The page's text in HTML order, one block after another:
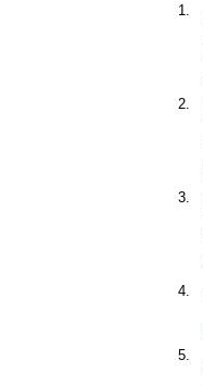
1.
2.
3.
4.
5.